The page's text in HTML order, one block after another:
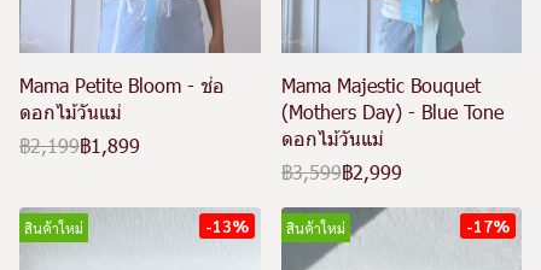
Mama Petite Bloom - ช่อ
ดอกไม้วันแม่
฿2,199฿1,899
Mama Majestic Bouquet
(Mothers Day) - Blue Tone
ดอกไม้วันแม่
฿3,599฿2,999
สินค้าใหม่ -13% สินค้าใหม่ -17%